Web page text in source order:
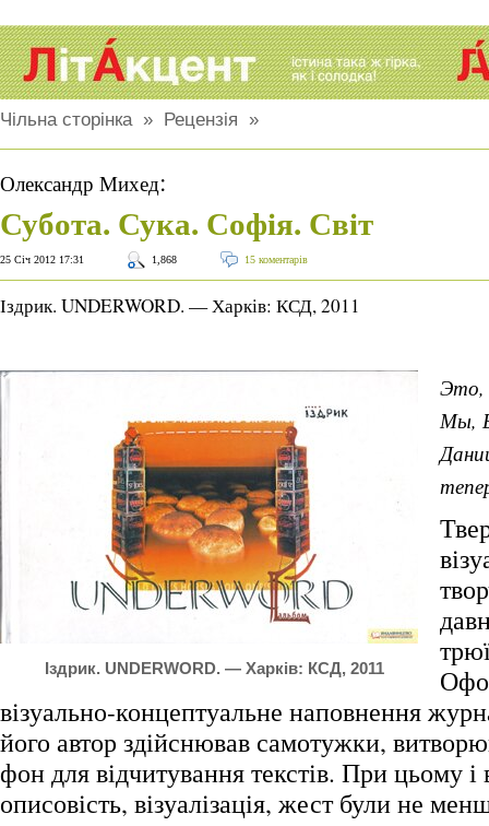
Чільна сторінка» Рецензія »
Олександр Михед:
Субота. Сука. Софія. Світ
25 Січ 2012 17:31 1,868 15 коментарів
Іздрик. UNDERWORD. — Харків: КСД, 2011
Іздрик. UNDERWORD. — Харків: КСД, 2011
Это,
Мы,
візуально-концептуальне наповнення
його автор здійснював самотужки,
фон для відчитування текстів. При цьому і
описовість, візуалізація, жест були не